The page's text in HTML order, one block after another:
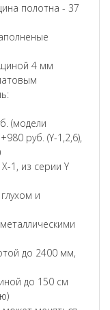
полотна - 37
4 мм
(модели
руб. (Y-1,2,6),
1, из серии Y
и
до 2400 мм,
до 150 см